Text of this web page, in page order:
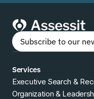
Subscribe to our
Services
Executive Search &
Organization &